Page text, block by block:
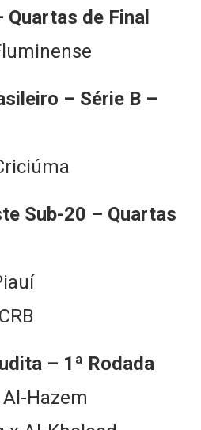
de Final
– Série B –
Sub-20 – Quartas
– 1ª Rodada
Hazem